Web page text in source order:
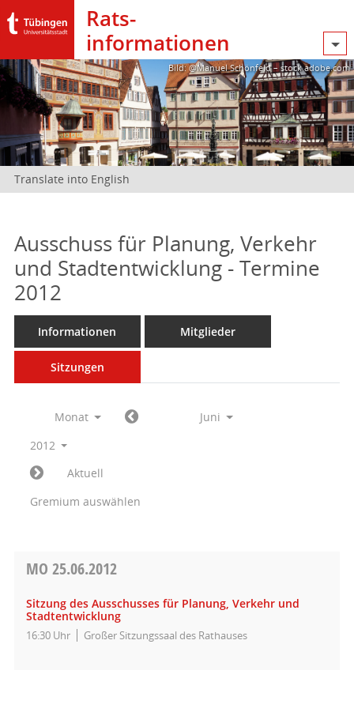
Rats­
informationen
Bild: @Manuel Schönfeld – stock.adobe.com
Translate into English
Ausschuss für Planung, Verkehr
und Stadtentwicklung - Termine
2012
Informationen Mitglieder
Sitzungen
Monat
Juni
2012
Aktuell
Gremium auswählen
MO 25.06.2012
Sitzung des Ausschusses für Planung, Verkehr und
Stadtentwicklung
16:30 Uhr Großer Sitzungssaal des Rathauses